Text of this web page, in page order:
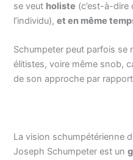
se veut holiste (c’est-à-
l’individu),et en même
Schumpeter peut parfois se
élitistes, voire même snob,
de son approche par
La vision schumpétérienne
Joseph Schumpeter est un